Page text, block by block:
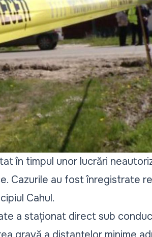
în timpul unor lucrări
Cazurile au fost înregistrate
Cahul.
a staționat direct sub